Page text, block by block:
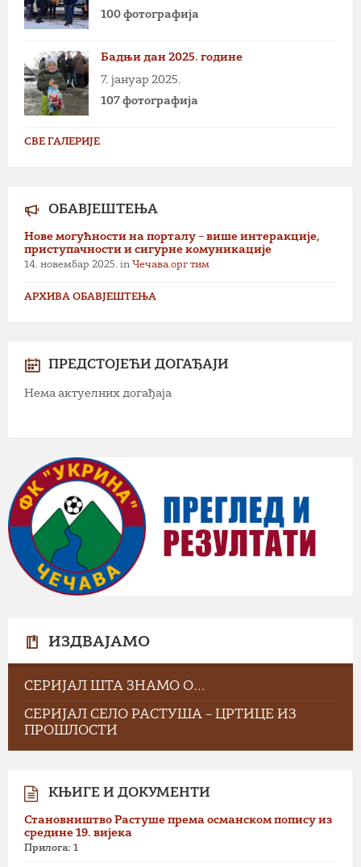
100 фотографија
Бадњи дан 2025. године
7. јануар 2025.
107 фотографија
СВЕ ГАЛЕРИЈЕ
ОБАВЈЕШТЕЊА
Нове могућности на порталу – више интеракције,
приступачности и сигурне комуникације
14. новембар 2025. in Чечава.орг тим
АРХИВА ОБАВЈЕШТЕЊА
ПРЕДСТОЈЕЋИ ДОГАЂАЈИ
Нема актуелних догађаја
ИЗДВАЈАМО
СЕРИЈАЛ ШТА ЗНАМО О…
СЕРИЈАЛ СЕЛО РАСТУША – ЦРТИЦЕ ИЗ
ПРОШЛОСТИ
КЊИГЕ И ДОКУМЕНТИ
Становништво Растуше према османском попису из
средине 19. вијека
Прилога: 1